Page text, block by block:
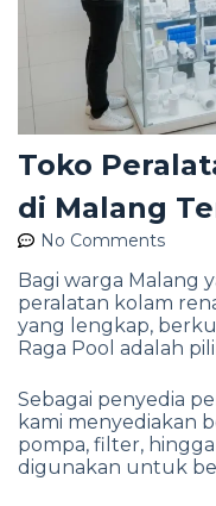
Toko
di Malang
No Comments
Bagi warga Malang
peralatan kolam
yang lengkap,
Raga Pool adalah
Sebagai penyedia
kami menyediakan
pompa, filter,
digunakan untuk